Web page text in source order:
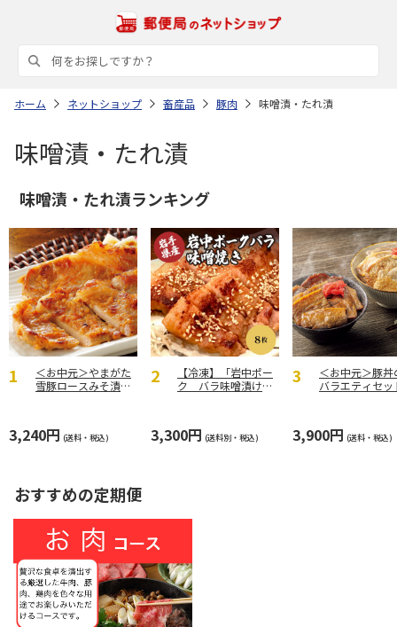
ホーム ネットショップ 畜産品 豚肉 味噌漬・たれ漬
味噌漬・たれ漬
味噌漬・たれ漬ランキング
＜お中元＞やまがた
雪豚ロースみそ漬７
3,240円 (送料・税込)
【冷凍】「岩中ポー
ク バラ味噌漬け」6
3,300円 (送料別・税込)
＜お中元＞豚丼
バラエティセッ
3,900円 (送料・税込)
おすすめの定期便